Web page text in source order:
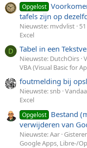
Opgelost
tafels zijn op
Nieuwste: mvdvlist
Excel
D Tabel in een
Nieuwste: DutchOirs
VBA (Visual Basic for
foutmelding bij
Nieuwste: snb
Excel
Opgelost Bestand
verwijderen van
Nieuwste: Aar
Google Apps, Libre-/